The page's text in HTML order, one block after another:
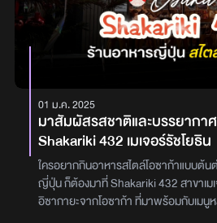
ลูกชิ้น ปูอัด เมนูเส้น หรือแม้แต่ของทอดก็
ชีสบอล คือที่สุด เพราะอร่อยมาก สายชี
ลูกเล่นของของทอด คือ ผงนัว ไม่ว่าจะผง
ด้วยนะและตอนนี้ทางร้าน SHABU LAB
มลุ้มทานฟรีด้วย สายชาบูห้ามพลาดมาจุ่ม
ตลอดเดือนสิงหาคมนี้! • สาขาสามย่าน (
12:00-21:00 // ศ. - อา. 11:00 -
ศรีนครินทร์ (02 322 1365) จ.-พฤ.
10.00-21.30• สาขาเกษตร(02 010
// ศ. - อา. 11:00 - 22:00
01 ม.ค. 2025
มาสัมผัสรสชาติและบรรยากา
Shakariki 432 เมเจอร์รัชโยธิน
ใครอยากกินอาหารสไตล์โอซาก้าแบบต้น
ญี่ปุ่น ก็ต้องมาที่ Shakariki 432 สาขาเม
อิซากายะจากโอซาก้า ที่มาพร้อมกับเมนู